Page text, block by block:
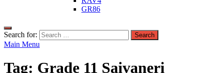
GR86
Search for:
Main Menu
Tag: Grade 11 Saivaneri